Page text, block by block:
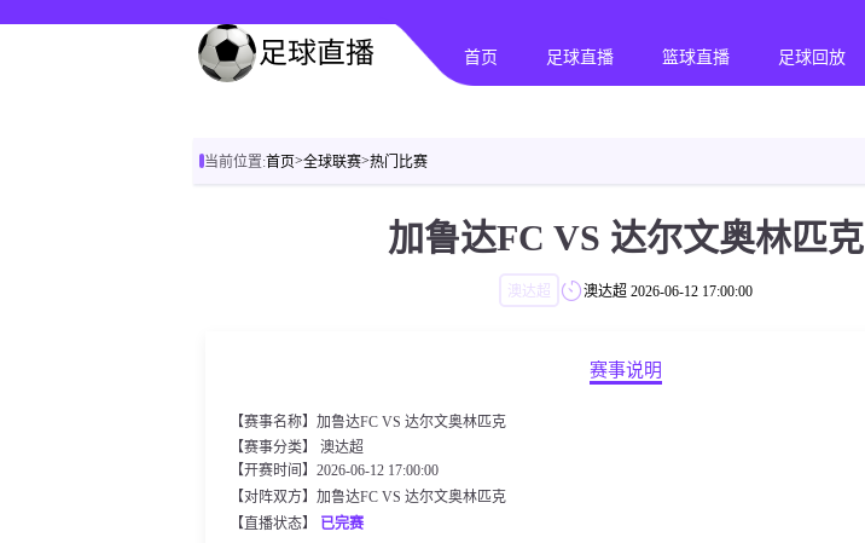
首页 足球直播 篮球直播 足球回放
当前位置:首页>全球联赛>热门比赛
加鲁达FC VS 达尔文奥林匹克
澳达超 澳达超 2026-06-12 17:00:00
赛事说明
【赛事名称】加鲁达FC VS 达尔文奥林匹克
【赛事分类】 澳达超
【开赛时间】2026-06-12 17:00:00
【对阵双方】加鲁达FC VS 达尔文奥林匹克
【直播状态】 已完赛